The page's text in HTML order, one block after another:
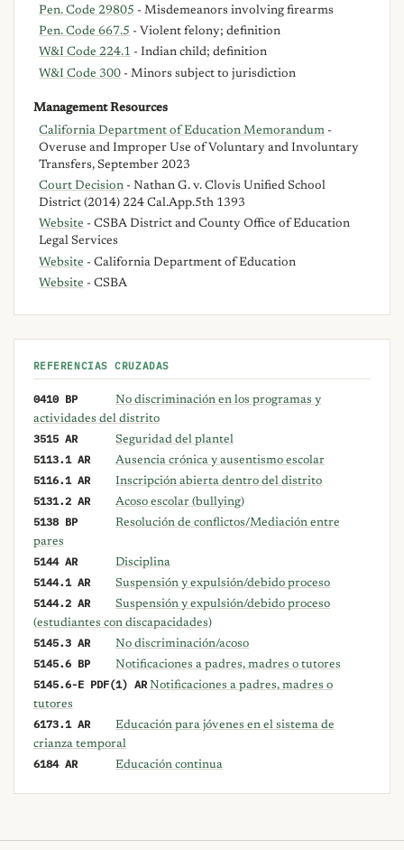
Pen. Code 29805 - Misdemeanors involving firearms
Pen. Code 667.5 - Violent felony; definition
W&I Code 224.1 - Indian child; definition
W&I Code 300 - Minors subject to jurisdiction
Management Resources
California Department of Education Memorandum -
Overuse and Improper Use of Voluntary and Involuntary
Transfers, September 2023
Court Decision - Nathan G. v. Clovis Unified School
District (2014) 224 Cal.App.5th 1393
Website - CSBA District and County Office of Education
Legal Services
Website - California Department of Education
Website - CSBA
REFERENCIAS CRUZADAS
0410 BP
No discriminación en los programas y
actividades del distrito
3515 AR Seguridad del plantel
5113.1 AR Ausencia crónica y ausentismo escolar
5116.1 AR Inscripción abierta dentro del distrito
5131.2 AR Acoso escolar (bullying)
5138 BP
Resolución de conflictos/Mediación entre
pares
5144 AR Disciplina
5144.1 AR Suspensión y expulsión/debido proceso
5144.2 AR
Suspensión y expulsión/debido proceso
(estudiantes con discapacidades)
5145.3 AR No discriminación/acoso
5145.6 BP Notificaciones a padres, madres o tutores
5145.6-E PDF(1) AR Notificaciones a padres, madres o
tutores
6173.1 AR
Educación para jóvenes en el sistema de
crianza temporal
6184 AR Educación continua